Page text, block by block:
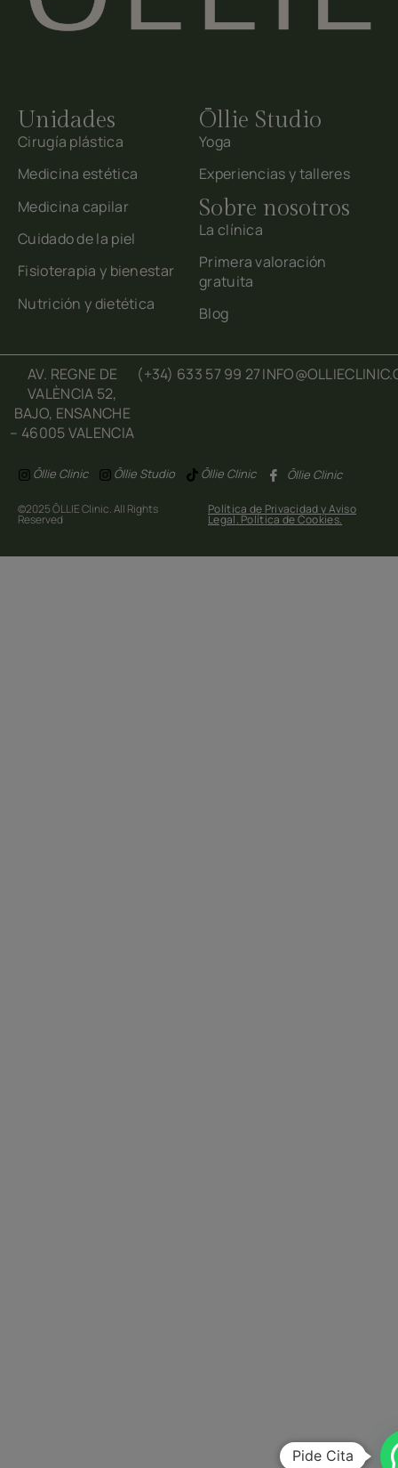
Unidades
Cirugía plástica
Medicina estética
Medicina capilar
Cuidado de la piel
Fisioterapia y bienestar
Nutrición y dietética
Ōllie Studio
Yoga
Experiencias y talleres
Sobre nosotros
La clínica
Primera valoración
gratuita
Blog
AV. REGNE DE
VALÈNCIA 52,
BAJO, ENSANCHE
– 46005 VALENCIA
(+34) 633 57 99 27
Ōllie Clinic Ōllie Studio Ōllie Clinic Ōllie Clinic
©2025 ŌLLIE Clinic. All Rights
Reserved
Política de Privacidad y Aviso
Legal.Política de Cookies.
Pide Cita